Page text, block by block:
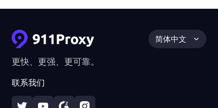
更快、更强、更可靠。
联系我们
简体中文